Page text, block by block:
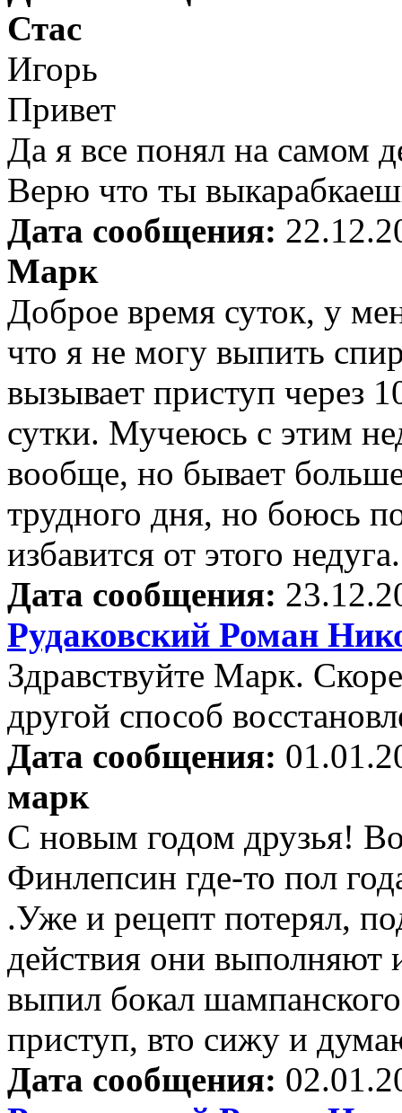
Стас
Игорь
Привет
Да я все понял на самом
Верю что ты
Дата сообщения:
Марк
Доброе время суток, у
что я не могу выпить
вызывает приступ через
сутки. Мучеюсь с этим
вообще, но бывает
трудного дня, но боюсь
избавится от этого недуга.
Дата сообщения:
Рудаковский Роман
Здравствуйте Марк.
другой способ
Дата сообщения:
марк
С новым годом друзья!
Финлепсин где-то пол
.Уже и рецепт потерял,
действия они выполняют
выпил бокал
приступ, вто сижу и
Дата сообщения: